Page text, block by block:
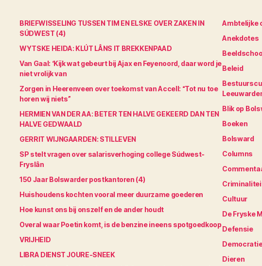
BRIEFWISSELING TUSSEN TIM EN ELSKE OVER ZAKEN IN
SÚDWEST (4)
WYTSKE HEIDA: KLÚT LÂNS IT BREKKENPAAD
Van Gaal: ‘Kijk wat gebeurt bij Ajax en Feyenoord, daar word je
niet vrolijk van
Zorgen in Heerenveen over toekomst van Accell: “Tot nu toe
horen wij niets”
HERMIEN VAN DER AA: BETER TEN HALVE GEKEERD DAN TEN
HALVE GEDWAALD
GERRIT WIJNGAARDEN: STILLEVEN
SP stelt vragen over salarisverhoging college Súdwest-
Fryslân
150 Jaar Bolswarder postkantoren (4)
Huishoudens kochten vooral meer duurzame goederen
Hoe kunst ons bij onszelf en de ander houdt
Overal waar Poetin komt, is de benzine ineens spotgoedkoop
VRIJHEID
LIBRA DIENST JOURE-SNEEK
Ambtelijke
Anekdotes
Beleid
Blik op
Boeken
Bolsward
Columns
Cultuur
De Fryske
Defensie
Dieren